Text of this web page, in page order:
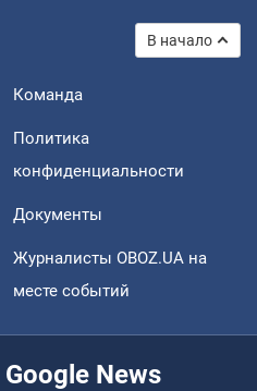
В начало
Команда
Политика
конфиденциальности
Документы
Журналисты OBOZ.UA на
месте событий
Google News